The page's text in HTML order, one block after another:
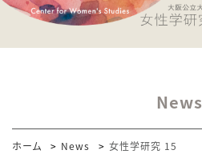
News
ホーム News 女性学研究 15